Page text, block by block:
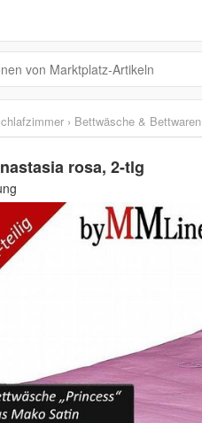
› Bettwäsche & Bettwaren
rosa, 2-tlg